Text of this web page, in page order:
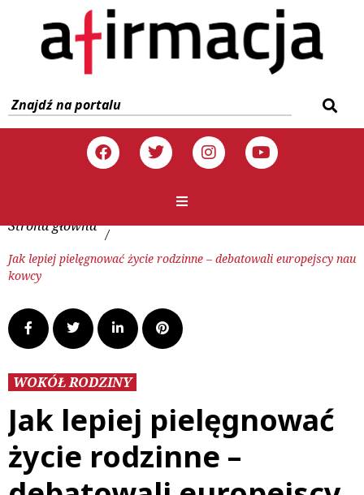
Strona główna /
Jak lepiej pielęgnować życie rodzinne – debatowali europejscy nau
kowcy
WOKÓŁ RODZINY
Jak lepiej pielęgnować
życie rodzinne –